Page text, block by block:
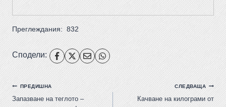
Преглеждания: 832
Сподели:
ПРЕДИШНА
Запазване на теглото –
СЛЕДВАЩА
Качване на килограми от